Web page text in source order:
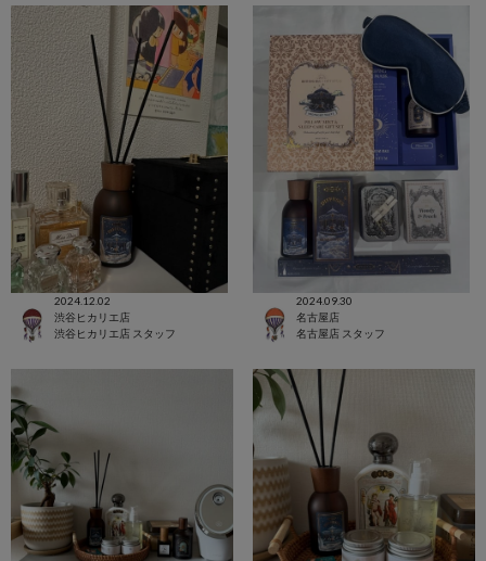
2024.12.02
渋谷ヒカリエ店
渋谷ヒカリエ店 スタッフ
2024.09.30
名古屋店
名古屋店 スタッフ